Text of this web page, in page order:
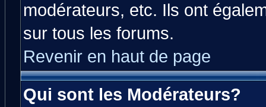
modérateurs, etc. Ils ont
sur tous les forums.
Revenir en haut de page
Qui sont les Modérateurs?